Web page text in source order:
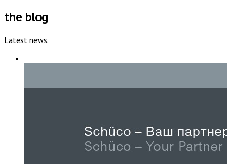
the blog
Latest news.